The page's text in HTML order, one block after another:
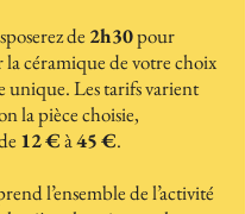
de 2h30pour
la céramique de votre choix
unique. Les tarifs varient
la pièce choisie,
12€à45€.
l’ensemble de l’activité